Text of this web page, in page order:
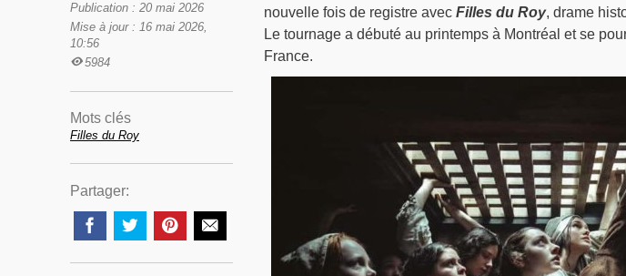
nouvelle fois de registre avec Filles du Roy, drame
Le tournage a débuté au printemps à Montréal et se
France.
Publication : 20 mai 2026
Mise à jour : 16 mai 2026,
10:56
5984
Mots clés
Filles du Roy
Partager: